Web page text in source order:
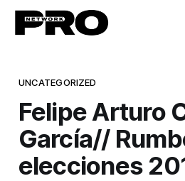
UNCATEGORIZED
Felipe Arturo
García//
elecciones